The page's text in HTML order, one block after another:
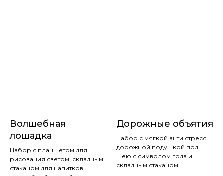
Волшебная
лошадка
Набор с планшетом для
рисования светом, складным
стаканом для напитков,
Дорожные объятия
Набор с мягкой анти стресс
дорожной подушкой под
шею с символом года и
складным стаканом.